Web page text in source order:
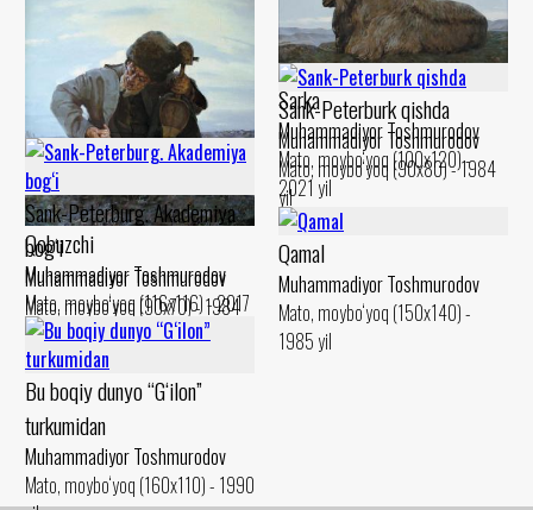
Sarka
Muhammadiyor Toshmurodov
Mato, moybo‘yoq (100x120) -
2021 yil
Qobuzchi
Muhammadiyor Toshmurodov
Mato, moybo‘yoq (116x116) - 2017
yil
Sank-Peterburk qishda
Muhammadiyor Toshmurodov
Mato, moybo‘yoq (90x80) - 1984
yil
Sank-Peterburg. Akademiya
bog‘i
Muhammadiyor Toshmurodov
Mato, moybo‘yoq (90x70) - 1984
yil
Qamal
Muhammadiyor Toshmurodov
Mato, moybo‘yoq (150x140) -
1985 yil
Bu boqiy dunyo “G‘ilon”
turkumidan
Muhammadiyor Toshmurodov
Mato, moybo‘yoq (160x110) - 1990